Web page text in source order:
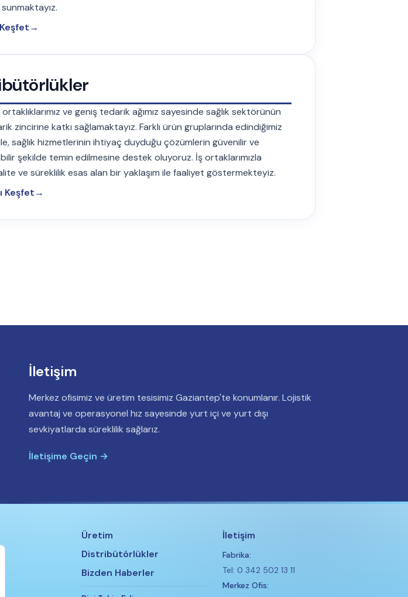
→
ve geniş tedarik ağımız sayesinde sağlık sektörünün
zincirine katkı sağlamaktayız. Farklı ürün gruplarında edindiğimiz
sağlık hizmetlerinin ihtiyaç duyduğu çözümlerin güvenilir ve
şekilde temin edilmesine destek oluyoruz. İş ortaklarımızla
ve süreklilik esas alan bir yaklaşım ile faaliyet göstermekteyiz.
Keşfet→
İletişim
Merkez ofisimiz ve üretim tesisimiz Gaziantep'te konumlanır. Lojistik
avantaj ve operasyonel hız sayesinde yurt içi ve yurt dışı
sevkiyatlarda süreklilik sağlarız.
İletişime Geçin →
Üretim
Distribütörlükler
Bizden Haberler
İletişim
Fabrika:
Tel: 0 342 502 13 11
Merkez Ofis: